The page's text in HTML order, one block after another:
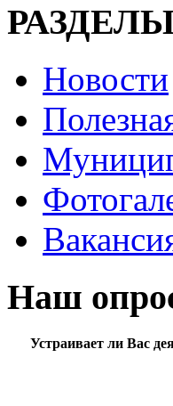
Новости
Наш
Устраивает ли Вас